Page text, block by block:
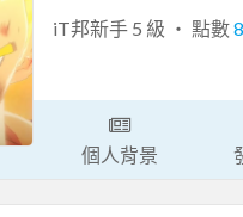
iT邦新手 5 級 ‧ 點數
個人背景